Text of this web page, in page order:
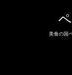
美食の国